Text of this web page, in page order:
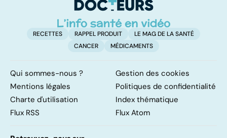
RECETTES RAPPEL PRODUIT
LE MAG DE LA SANTÉ
CANCER
MÉDICAMENTS
Qui sommes-nous ?
Gestion des cookies
Mentions légales
Politiques de confidentialité
Charte d'utilisation
Index thématique
Flux RSS
Flux Atom